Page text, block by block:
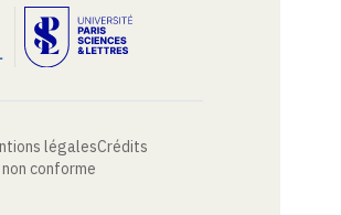
légalesCrédits
conforme